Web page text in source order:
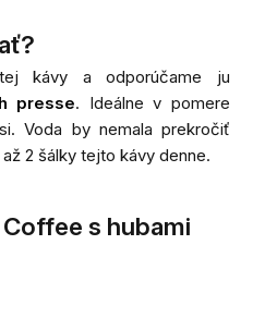
kávy a odporúčame ju
presse. Ideálne v pomere
Voda by nemala prekročiť
2 šálky tejto kávy denne.
s hubami